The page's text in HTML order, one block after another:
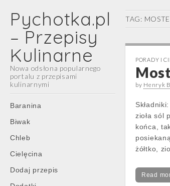
Pychotka.pl
– Przepisy
Kulinarne
Nowa odsłona popularnego
portalu z przepisami
kulinarnymi
Main
menu
Skip
content
Baranina
Biwak
Chleb
Cielęcina
Dodaj przepis
TAG:
PORADY I
by Henryk
zioła sól
końca,
żółtko,
Read